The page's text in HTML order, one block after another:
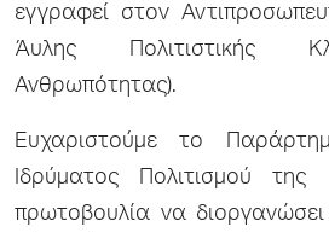
εγγραφεί στον
Άυλης Πολιτιστικής
Ανθρωπότητας).
Ευχαριστούμε το
Ιδρύματος Πολιτισμού
πρωτοβουλία να